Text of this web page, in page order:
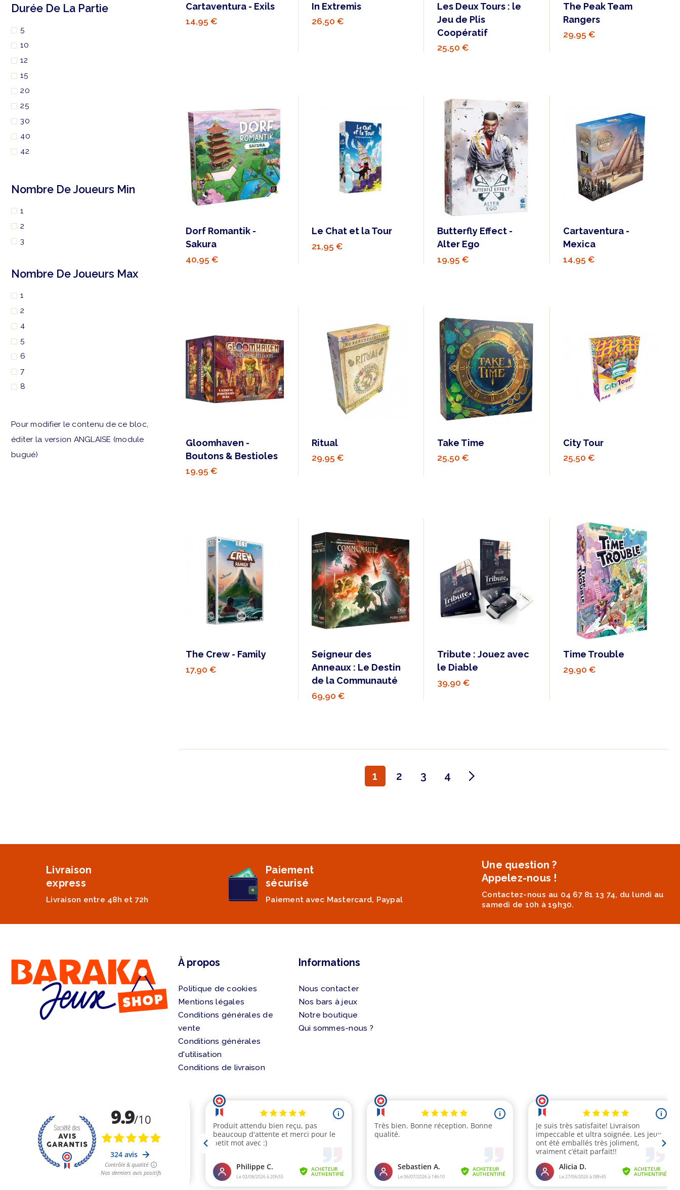
Durée De La Partie
5
10
12
15
20
25
30
40
42
90
150
180
Nombre De Joueurs Min
1
2
3
Nombre De Joueurs Max
1
2
4
5
6
7
8
Pour modifier le contenu de ce bloc,
éditer la version ANGLAISE (module
bugué)
Cartaventura - Exils
14,95 €
In Extremis
26,50 €
Les Deux Tours : le
Jeu de Plis
Coopératif
25,50 €
The Peak Team
Rangers
29,95 €
Dorf Romantik -
Sakura
40,95 €
Le Chat et la Tour
21,95 €
Butterfly Effect -
Alter Ego
19,95 €
Cartaventura -
Mexica
14,95 €
Gloomhaven -
Boutons & Bestioles
19,95 €
Ritual
29,95 €
Take Time
25,50 €
City Tour
25,50 €
The Crew - Family
17,90 €
Seigneur des
Anneaux : Le Destin
de la Communauté
69,90 €
Tribute : Jouez avec
le Diable
39,90 €
Time Trouble
29,90 €
1 2 3 4
Livraison
express
Livraison entre 48h et 72h
Paiement
sécurisé
Paiement avec Mastercard, Paypal
Une question ?
Appelez-nous !
Contactez-nous au 04 67 81 13 74, du lundi au
samedi de 10h à 19h30.
À propos
Politique de cookies
Mentions légales
Conditions générales de
vente
Conditions générales
d'utilisation
Conditions de livraison
Informations
Nous contacter
Nos bars à jeux
Notre boutique
Qui sommes-nous ?